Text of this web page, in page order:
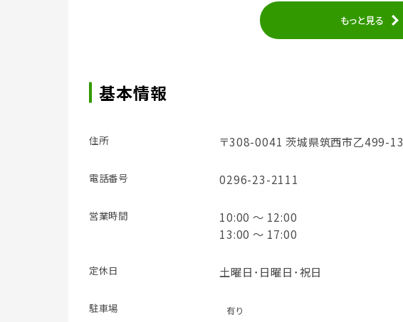
もっと見る
基本情報
住所 〒308-0041 茨城県筑西市乙499-13
電話番号 0296-23-2111
営業時間
10:00 ～ 12:00
13:00 ～ 17:00
定休日 土曜日･日曜日･祝日
駐車場 有り